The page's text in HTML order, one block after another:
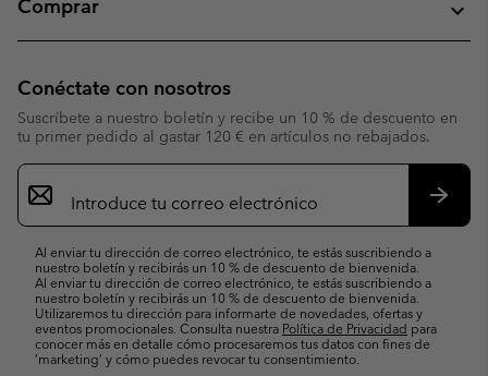
Comprar
Conéctate con nosotros
Suscríbete a nuestro boletín y recibe un 10 % de descuento en
tu primer pedido al gastar 120 € en artículos no rebajados.
Suscripción
de
correo
Al enviar tu dirección de correo electrónico, te estás suscribiendo a
nuestro boletín y recibirás un 10 % de descuento de bienvenida.
Al enviar tu dirección de correo electrónico, te estás suscribiendo a
nuestro boletín y recibirás un 10 % de descuento de bienvenida.
Utilizaremos tu dirección para informarte de novedades, ofertas y
eventos promocionales. Consulta nuestra Política de Privacidad para
conocer más en detalle cómo procesaremos tus datos con fines de
’marketing’ y cómo puedes revocar tu consentimiento.